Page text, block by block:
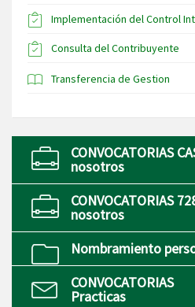
Implementación del Control
Consulta del Contribuyente
Transferencia de Gestion
CONVOCATORIAS
nosotros
CONVOCATORIAS
nosotros
Nombramiento
CONVOCATORIAS
Practicas